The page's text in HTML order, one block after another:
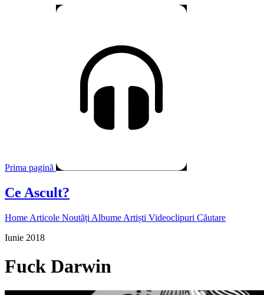
Prima pagină
Ce Ascult?
Home Articole Noutăți Albume Artiști Videoclipuri Căutare
Iunie 2018
Fuck Darwin